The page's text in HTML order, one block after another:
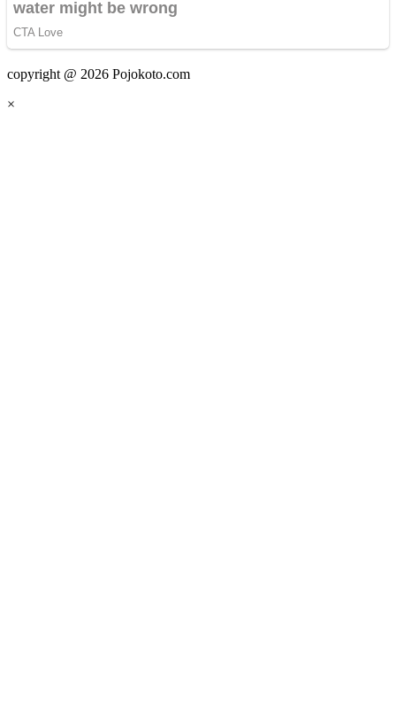
copyright @ 2026 Pojokoto.com
×